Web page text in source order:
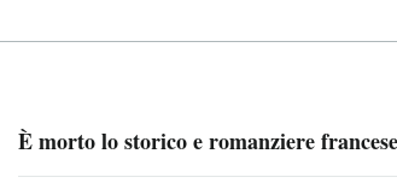
È morto lo storico e romanziere